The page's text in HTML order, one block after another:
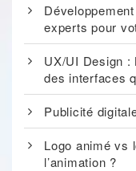
experts pour
UX/UI Design
des interfaces
Publicité
Logo animé vs
l’animation ?